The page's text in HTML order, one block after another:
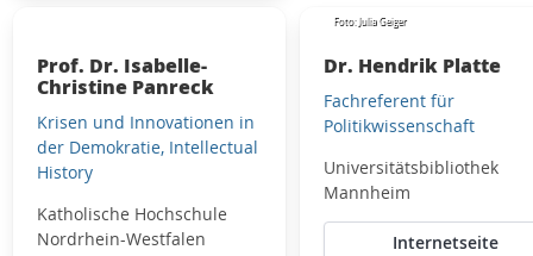
Prof. Dr. Isabelle-
Christine Panreck
Krisen und Innovationen in
der Demokratie, Intellectual
History
Katholische Hochschule
Nordrhein-Westfalen
Foto: Julia Geiger
Dr. Hendrik Platte
Fachreferent für
Politikwissenschaft
Universitätsbibliothek
Mannheim
Internetseite